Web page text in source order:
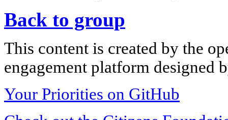
Back to group
This content is created by the
engagement platform designed
Your Priorities on GitHub